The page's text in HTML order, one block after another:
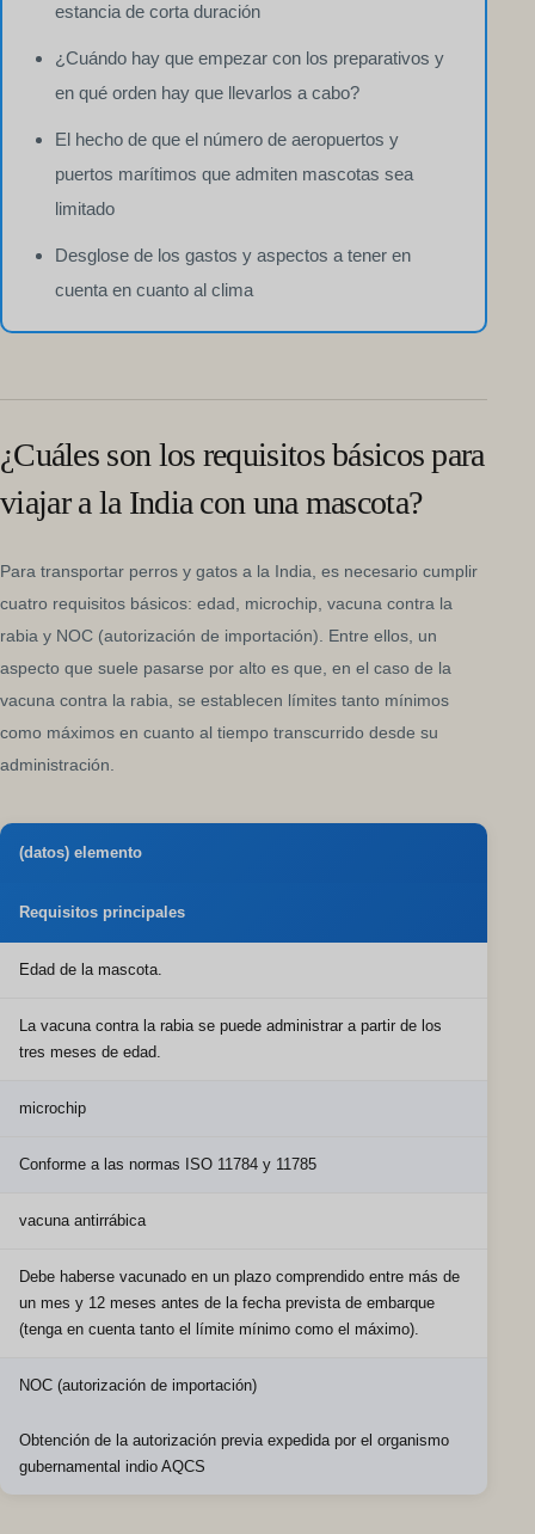
estancia de corta duración
¿Cuándo hay que empezar con los preparativos y
en qué orden hay que llevarlos a cabo?
El hecho de que el número de aeropuertos y
puertos marítimos que admiten mascotas sea
limitado
Desglose de los gastos y aspectos a tener en
cuenta en cuanto al clima
¿Cuáles son los requisitos básicos para
viajar a la India con una mascota?
Para transportar perros y gatos a la India, es necesario cumplir
cuatro requisitos básicos: edad, microchip, vacuna contra la
rabia y NOC (autorización de importación). Entre ellos, un
aspecto que suele pasarse por alto es que, en el caso de la
vacuna contra la rabia, se establecen límites tanto mínimos
como máximos en cuanto al tiempo transcurrido desde su
administración.
(datos) elemento
Requisitos principales
Edad de la mascota.
La vacuna contra la rabia se puede administrar a partir de los
tres meses de edad.
microchip
Conforme a las normas ISO 11784 y 11785
vacuna antirrábica
Debe haberse vacunado en un plazo comprendido entre más de
un mes y 12 meses antes de la fecha prevista de embarque
(tenga en cuenta tanto el límite mínimo como el máximo).
NOC (autorización de importación)
Obtención de la autorización previa expedida por el organismo
gubernamental indio AQCS